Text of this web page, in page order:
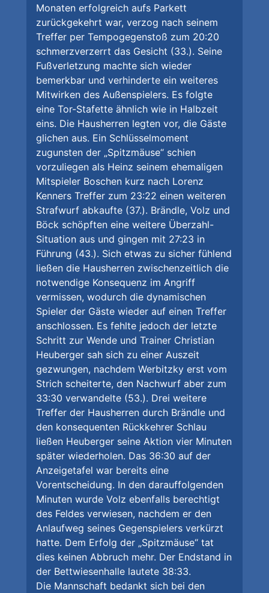
Monaten erfolgreich aufs Parkett
zurückgekehrt war, verzog nach seinem
Treffer per Tempogegenstoß zum 20:20
schmerzverzerrt das Gesicht (33.). Seine
Fußverletzung machte sich wieder
bemerkbar und verhinderte ein weiteres
Mitwirken des Außenspielers. Es folgte
eine Tor-Stafette ähnlich wie in Halbzeit
eins. Die Hausherren legten vor, die Gäste
glichen aus. Ein Schlüsselmoment
zugunsten der „Spitzmäuse“ schien
vorzuliegen als Heinz seinem ehemaligen
Mitspieler Boschen kurz nach Lorenz
Kenners Treffer zum 23:22 einen weiteren
Strafwurf abkaufte (37.). Brändle, Volz und
Böck schöpften eine weitere Überzahl-
Situation aus und gingen mit 27:23 in
Führung (43.). Sich etwas zu sicher fühlend
ließen die Hausherren zwischenzeitlich die
notwendige Konsequenz im Angriff
vermissen, wodurch die dynamischen
Spieler der Gäste wieder auf einen Treffer
anschlossen. Es fehlte jedoch der letzte
Schritt zur Wende und Trainer Christian
Heuberger sah sich zu einer Auszeit
gezwungen, nachdem Werbitzky erst vom
Strich scheiterte, den Nachwurf aber zum
33:30 verwandelte (53.). Drei weitere
Treffer der Hausherren durch Brändle und
den konsequenten Rückkehrer Schlau
ließen Heuberger seine Aktion vier Minuten
später wiederholen. Das 36:30 auf der
Anzeigetafel war bereits eine
Vorentscheidung. In den darauffolgenden
Minuten wurde Volz ebenfalls berechtigt
des Feldes verwiesen, nachdem er den
Anlaufweg seines Gegenspielers verkürzt
hatte. Dem Erfolg der „Spitzmäuse“ tat
dies keinen Abbruch mehr. Der Endstand in
der Bettwiesenhalle lautete 38:33.
Die Mannschaft bedankt sich bei den